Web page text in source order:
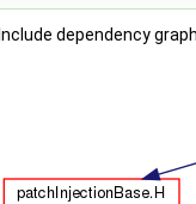
Include dependency